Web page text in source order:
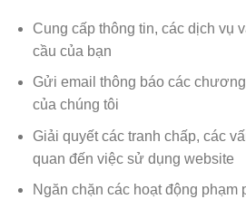
Cung cấp thông tin, các dịch vụ
cầu của bạn
Gửi email thông báo các
của chúng tôi
Giải quyết các tranh chấp, các
quan đến việc sử dụng website
Ngăn chặn các hoạt động phạm